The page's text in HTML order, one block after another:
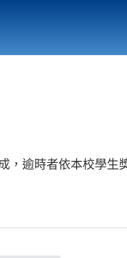
，逾時者依本校學生